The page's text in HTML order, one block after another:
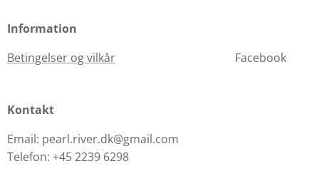
Information
Betingelser og vilkår
Facebook
Kontakt
Email: pearl.river.dk@gmail.com
Telefon: +45 2239 6298